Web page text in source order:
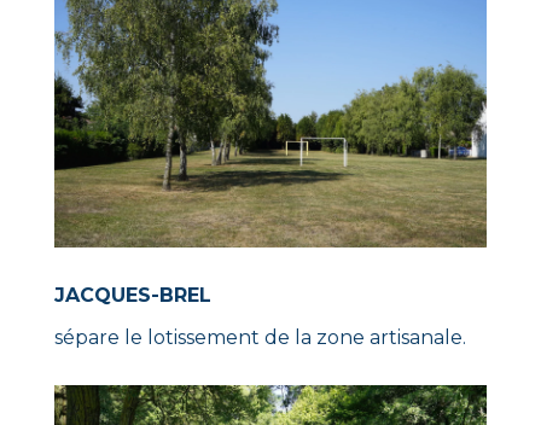
JACQUES-BREL
sépare le lotissement de la zone artisanale.